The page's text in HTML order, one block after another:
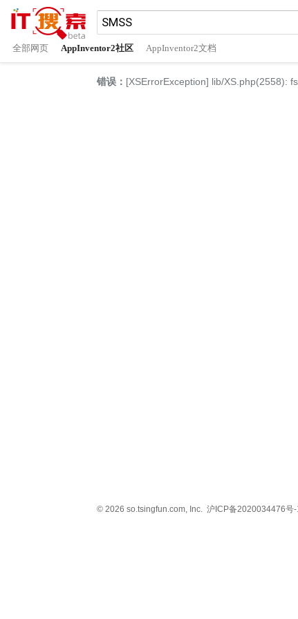
全部网页 AppInventor2社区 AppInventor2文档
错误： [XSErrorException] lib/XS.php(2558):
© 2026 so.tsingfun.com, Inc. 沪ICP备2020034476号-